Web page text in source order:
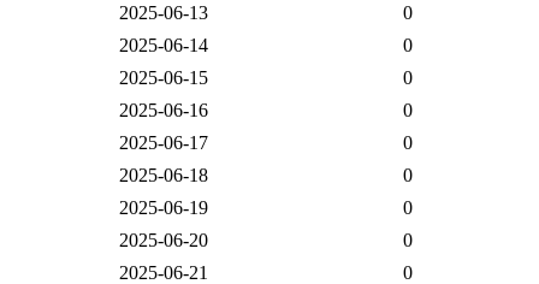
2025-06-13
0
2025-06-14
0
2025-06-15
0
2025-06-16
0
2025-06-17
0
2025-06-18
0
2025-06-19
0
2025-06-20
0
2025-06-21
0